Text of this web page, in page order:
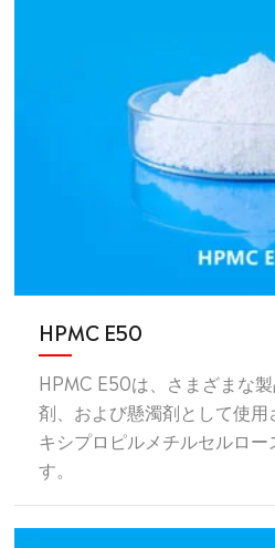
HPMC E50
HPMC E50は、さまざまな
剤、および懸濁剤として使
キシプロピルメチルセルロ
す。